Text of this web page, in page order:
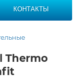
КОНТАКТЫ
Thermo